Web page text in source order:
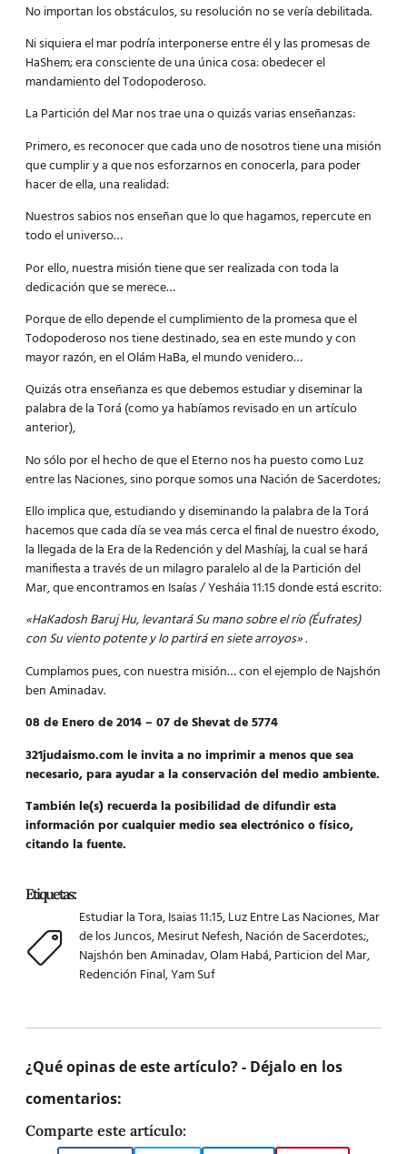
No importan los obstáculos, su resolución no se vería debilitada.
Ni siquiera el mar podría interponerse entre él y las promesas de
HaShem; era consciente de una única cosa: obedecer el
mandamiento del Todopoderoso.
La Partición del Mar nos trae una o quizás varias enseñanzas:
Primero, es reconocer que cada uno de nosotros tiene una misión
que cumplir y a que nos esforzarnos en conocerla, para poder
hacer de ella, una realidad:
Nuestros sabios nos enseñan que lo que hagamos, repercute en
todo el universo…
Por ello, nuestra misión tiene que ser realizada con toda la
dedicación que se merece…
Porque de ello depende el cumplimiento de la promesa que el
Todopoderoso nos tiene destinado, sea en este mundo y con
mayor razón, en el Olám HaBa, el mundo venidero…
Quizás otra enseñanza es que debemos estudiar y diseminar la
palabra de la Torá (como ya habíamos revisado en un artículo
anterior),
No sólo por el hecho de que el Eterno nos ha puesto como Luz
entre las Naciones, sino porque somos una Nación de Sacerdotes;
Ello implica que, estudiando y diseminando la palabra de la Torá
hacemos que cada día se vea más cerca el final de nuestro éxodo,
la llegada de la Era de la Redención y del Mashíaj, la cual se hará
manifiesta a través de un milagro paralelo al de la Partición del
Mar, que encontramos en Isaías / Yesháia 11:15 donde está escrito:
«HaKadosh Baruj Hu, levantará Su mano sobre el río (Éufrates)
con Su viento potente y lo partirá en siete arroyos» .
Cumplamos pues, con nuestra misión… con el ejemplo de Najshón
ben Aminadav.
08 de Enero de 2014 – 07 de Shevat de 5774
321judaismo.com le invita a no imprimir a menos que sea
necesario, para ayudar a la conservación del medio ambiente.
También le(s) recuerda la posibilidad de difundir esta
información por cualquier medio sea electrónico o físico,
citando la fuente.
Etiquetas:
Estudiar la Tora,Isaias 11:15,Luz Entre Las Naciones,Mar
de los Juncos,Mesirut Nefesh,Nación de Sacerdotes;,
Najshón ben Aminadav,Olam Habá,Particion del Mar,
Redención Final,Yam Suf
¿Qué opinas de este artículo? - Déjalo en los
comentarios:
Comparte este artículo: